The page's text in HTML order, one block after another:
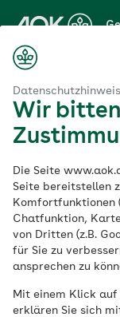
Wir
Die Seite
Seite bereitstellen
Komfortfunktionen
Chatfunktion,
von Dritten (z.B.
für Sie zu
ansprechen zu
Mit einem Klick
erklären Sie sich
Hauptinhalt
springen
Was
einer